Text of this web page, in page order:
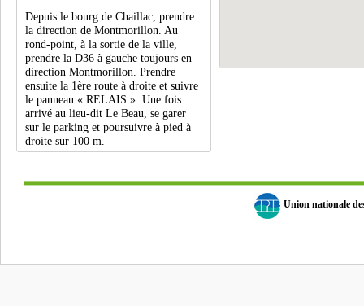
Depuis le bourg de Chaillac, prendre
la direction de Montmorillon. Au
rond-point, à la sortie de la ville,
prendre la D36 à gauche toujours en
direction Montmorillon. Prendre
ensuite la 1ère route à droite et suivre
le panneau « RELAIS ». Une fois
arrivé au lieu-dit Le Beau, se garer
sur le parking et poursuivre à pied à
droite sur 100 m.
Union nationale